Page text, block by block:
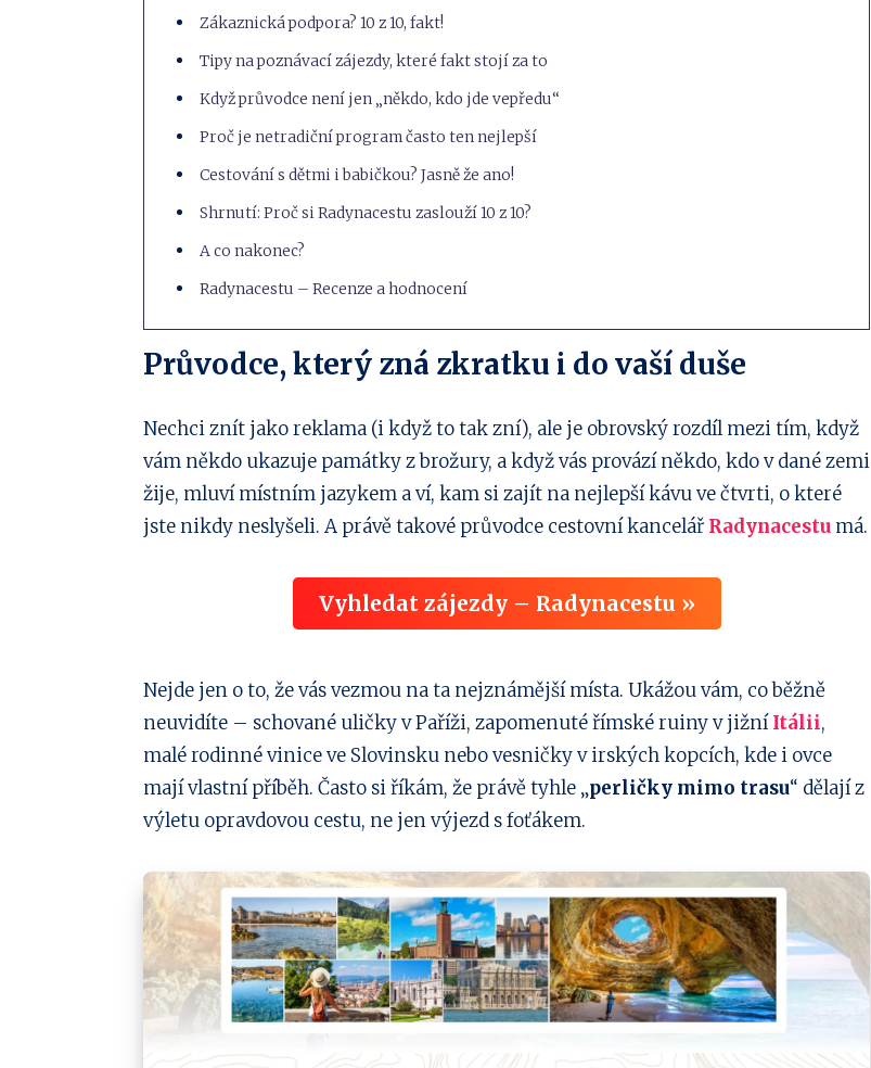
Zákaznická podpora? 10 z 10, fakt!
Tipy na poznávací zájezdy, které fakt stojí za to
Když průvodce není jen „někdo, kdo jde vepředu“
Proč je netradiční program často ten nejlepší
Cestování s dětmi i babičkou? Jasně že ano!
Shrnutí: Proč si Radynacestu zaslouží 10 z 10?
A co nakonec?
Radynacestu – Recenze a hodnocení
Průvodce, který zná zkratku i do vaší duše
Nechci znít jako reklama (i když to tak zní), ale je obrovský rozdíl mezi tím, když
vám někdo ukazuje památky z brožury, a když vás provází někdo, kdo v dané zemi
žije, mluví místním jazykem a ví, kam si zajít na nejlepší kávu ve čtvrti, o které
jste nikdy neslyšeli. A právě takové průvodce cestovní kancelář Radynacestu má.
Vyhledat zájezdy – Radynacestu »
Nejde jen o to, že vás vezmou na ta nejznámější místa. Ukážou vám, co běžně
neuvidíte – schované uličky v Paříži, zapomenuté římské ruiny v jižní Itálii,
malé rodinné vinice ve Slovinsku nebo vesničky v irských kopcích, kde i ovce
mají vlastní příběh. Často si říkám, že právě tyhle „perličky mimo trasu“ dělají z
výletu opravdovou cestu, ne jen výjezd s foťákem.